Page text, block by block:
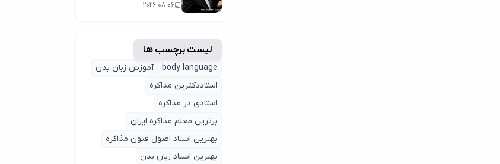
انتخابات سال1404
2026-08-06
لیست برچسب ها
body language
آموزش زبان بدن
استاددکترین مذاکره
استادی در مذاکره
برترین معلم مذاکره ایران
بهترین استاد اصول ‌فنون مذاکره
بهترین استاد زبان بدن